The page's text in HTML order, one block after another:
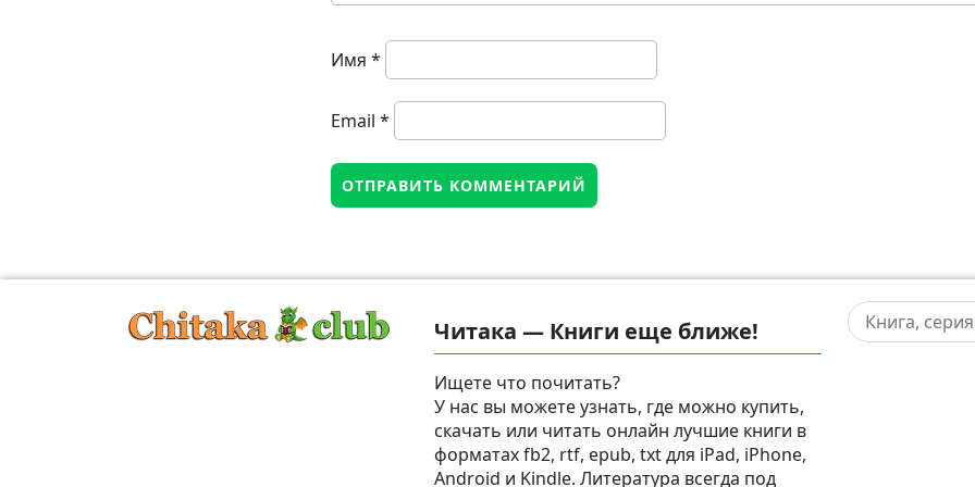
Имя *
Email *
Читака — Книги еще ближе!
Ищете что почитать?
У нас вы можете узнать, где можно купить,
скачать или читать онлайн лучшие книги в
форматах fb2, rtf, epub, txt для iPad, iPhone,
Android и Kindle. Литература всегда под